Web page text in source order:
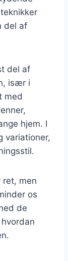
del af
del af
især i
med
hjem. I
variationer,
men
os
de